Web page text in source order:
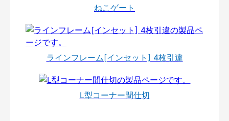
ねこゲート
ラインフレーム[インセット] 4枚引違
L型コーナー間仕切